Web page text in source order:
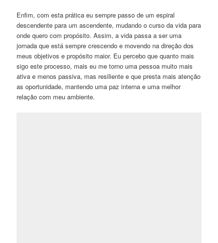
Enfim, com esta prática eu sempre passo de um espiral
descendente para um ascendente, mudando o curso da vida para
onde quero com propósito. Assim, a vida passa a ser uma
jornada que está sempre crescendo e movendo na direção dos
meus objetivos e propósito maior. Eu percebo que quanto mais
sigo este processo, mais eu me torno uma pessoa muito mais
ativa e menos passiva, mas resiliente e que presta mais atenção
as oportunidade, mantendo uma paz interna e uma melhor
relação com meu ambiente.